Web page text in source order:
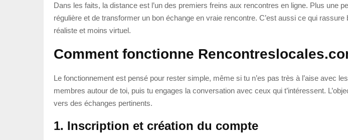
Dans les faits, la distance est l’un des premiers freins aux rencontres en ligne. Plus une
régulière et de transformer un bon échange en vraie rencontre. C’est aussi ce qui
réaliste et moins virtuel.
Comment fonctionne
Le fonctionnement est pensé pour rester simple, même si tu n’es pas très à l’aise avec
membres autour de toi, puis tu engages la conversation avec ceux qui t’intéressent.
vers des échanges pertinents.
1. Inscription et création du compte